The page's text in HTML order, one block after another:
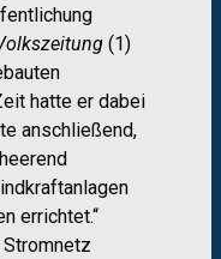
(1)
hatte er dabei
anschließend,
errichtet.“